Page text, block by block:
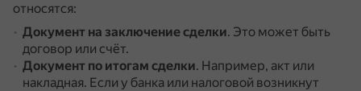
относятся:
Документ на заключение сделки. Это может быть
договор или счёт.
Документ по итогам сделки. Например, акт или
накладная. Если у банка или налоговой возникнут